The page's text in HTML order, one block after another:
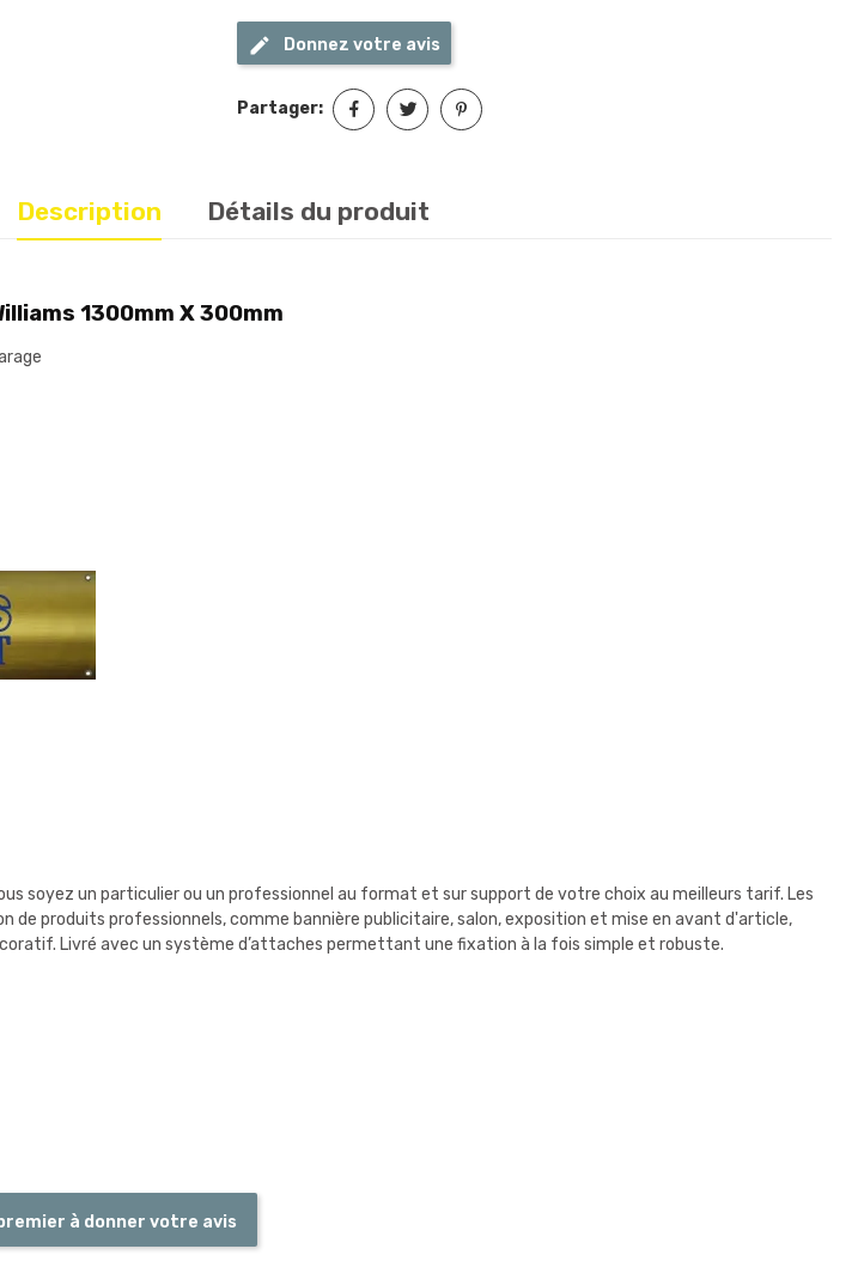
Donnez votre avis
Partager:
Description Détails du produit
1300mm X 300mm
soyez un particulier ou un professionnel au format et sur support de votre choix au meilleurs tarif. Les
de produits professionnels, comme bannière publicitaire, salon, exposition et mise en avant d'article,
Livré avec un système d’attaches permettant une fixation à la fois simple et robuste.
à donner votre avis